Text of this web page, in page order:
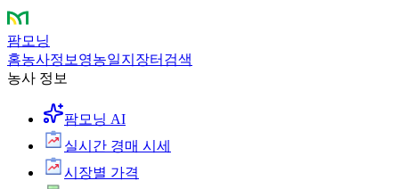
팜모닝
홈농사정보 영농일지 장터 검색
농사 정보
팜모닝 AI
실시간 경매 시세
시장별 가격